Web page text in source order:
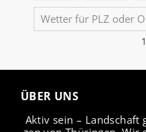
ÜBER UNS
Aktiv sein –